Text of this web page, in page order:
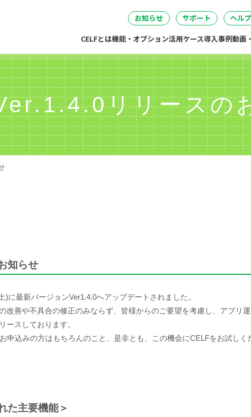
お知らせ サポート ヘルプ
CELFとは機能・オプション活用ケース
05開発・製造 06 経営管理
導入事例動画
無料IT講座
リリースの
知らせ
)に最新バージョンVer1.4.0へアップデートされました。
改善や不具合の修正のみならず、皆様からのご要望を考慮し、アプリ
ースしております。
申込みの方はもちろんのこと、是非とも、この機会にCELFをお試しく
た主要機能＞